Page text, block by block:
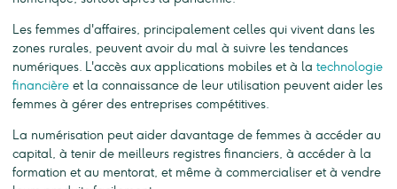
Les femmes d'affaires, principalement celles qui vivent dans les
zones rurales, peuvent avoir du mal à suivre les tendances
numériques. L'accès aux applications mobiles et à la technologie
financière et la connaissance de leur utilisation peuvent aider les
femmes à gérer des entreprises compétitives.
La numérisation peut aider davantage de femmes à accéder au
capital, à tenir de meilleurs registres financiers, à accéder à la
formation et au mentorat, et même à commercialiser et à vendre